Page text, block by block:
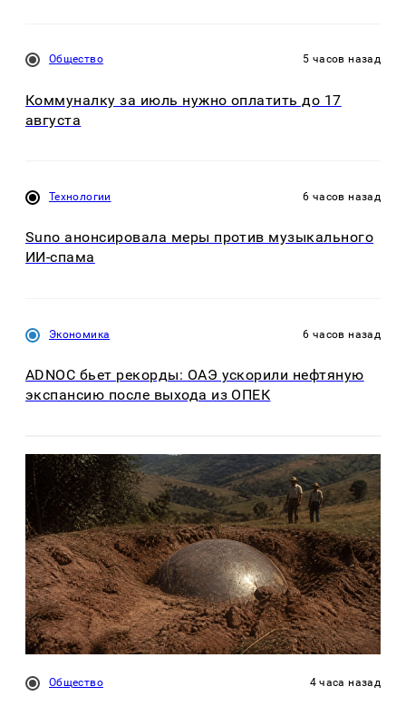
Общество 5 часов назад
Коммуналку за июль нужно оплатить до 17
августа
Технологии 6 часов назад
Suno анонсировала меры против музыкального
ИИ-спама
Экономика 6 часов назад
ADNOC бьет рекорды: ОАЭ ускорили нефтяную
экспансию после выхода из ОПЕК
Общество 4 часа назад